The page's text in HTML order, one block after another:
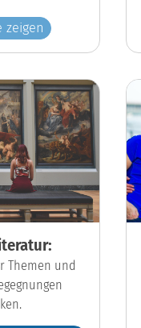
zeigen
Themen und